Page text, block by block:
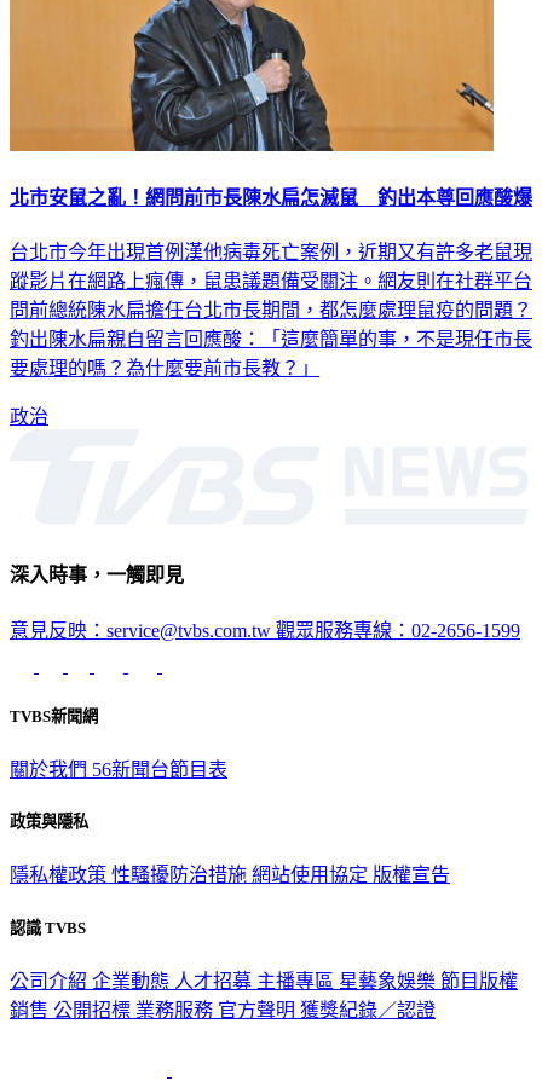
北市安鼠之亂！網問前市長陳水扁怎滅鼠 釣出本尊回應酸爆
台北市今年出現首例漢他病毒死亡案例，近期又有許多老鼠現
蹤影片在網路上瘋傳，鼠患議題備受關注。網友則在社群平台
問前總統陳水扁擔任台北市長期間，都怎麼處理鼠疫的問題？
釣出陳水扁親自留言回應酸：「這麼簡單的事，不是現任市長
要處理的嗎？為什麼要前市長教？」
政治
深入時事，一觸即見
意見反映：service@tvbs.com.tw 觀眾服務專線：02-2656-1599
TVBS新聞網
關於我們 56新聞台節目表
政策與隱私
隱私權政策 性騷擾防治措施 網站使用協定 版權宣告
認識 TVBS
公司介紹 企業動態 人才招募 主播專區 星藝象娛樂 節目版權
銷售 公開招標 業務服務 官方聲明 獲獎紀錄／認證